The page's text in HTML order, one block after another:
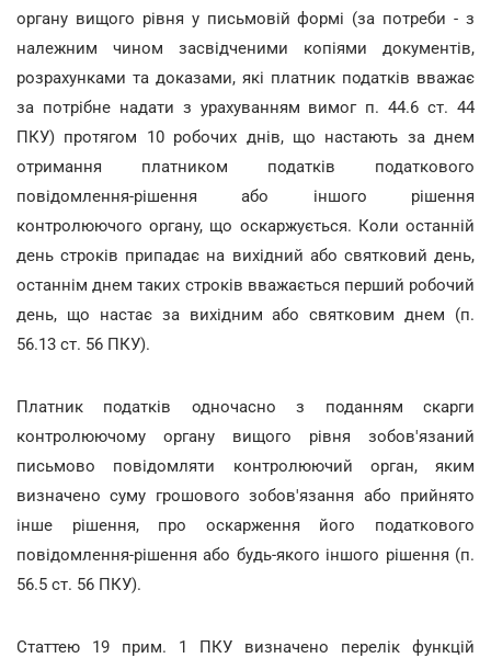
органу вищого рівня у письмовій формі (за потреби - з
належним чином засвідченими копіями документів,
розрахунками та доказами, які платник податків вважає
за потрібне надати з урахуванням вимог п. 44.6 ст. 44
ПКУ) протягом 10 робочих днів, що настають за днем
отримання платником податків податкового
повідомлення-рішення або іншого рішення
контролюючого органу, що оскаржується. Коли останній
день строків припадає на вихідний або святковий день,
останнім днем таких строків вважається перший робочий
день, що настає за вихідним або святковим днем (п.
56.13 ст. 56 ПКУ).
Платник податків одночасно з поданням скарги
контролюючому органу вищого рівня зобов'язаний
письмово повідомляти контролюючий орган, яким
визначено суму грошового зобов'язання або прийнято
інше рішення, про оскарження його податкового
повідомлення-рішення або будь-якого іншого рішення (п.
56.5 ст. 56 ПКУ).
Статтею 19 прим. 1 ПКУ визначено перелік функцій